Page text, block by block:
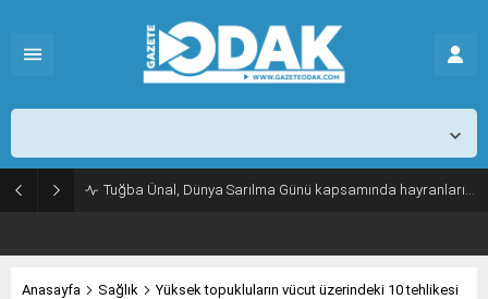
Tuğba Ünal, Dünya Sarılma Günü kapsamında hayranlarıyla buluştu
Anasayfa Sağlık Yüksek topukluların vücut üzerindeki 10 tehlikesi